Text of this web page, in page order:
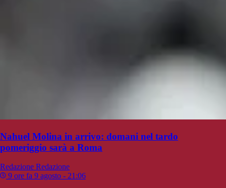
Nahuel Molina in arrivo: domani nel tardo
pomeriggio sarà a Roma
Redazione Redazione
9 ore fa 9 agosto - 21:06